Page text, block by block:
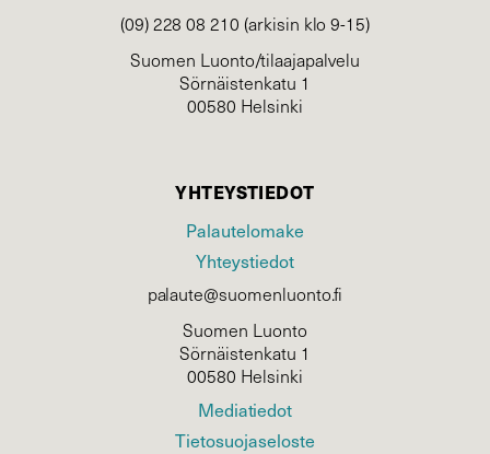
(09) 228 08 210 (arkisin klo 9-15)
Suomen Luonto/tilaajapalvelu
Sörnäistenkatu 1
00580 Helsinki
YHTEYSTIEDOT
Palautelomake
Yhteystiedot
palaute@suomenluonto.fi
Suomen Luonto
Sörnäistenkatu 1
00580 Helsinki
Mediatiedot
Tietosuojaseloste